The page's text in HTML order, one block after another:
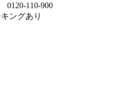
110-900
ングあり